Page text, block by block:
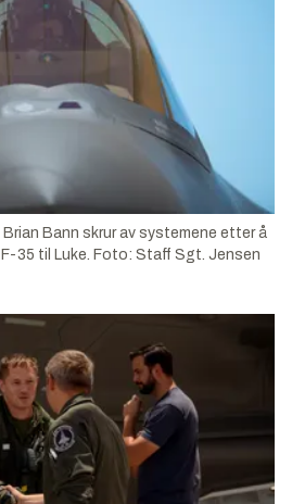
Brian Bann skrur av systemene etter å
35 til Luke. Foto: Staff Sgt. Jensen